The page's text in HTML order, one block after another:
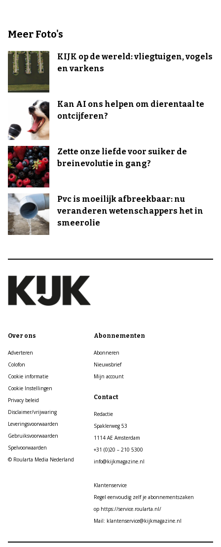
Meer Foto's
KIJK op de wereld: vliegtuigen, vogels
en varkens
Kan AI ons helpen om dierentaal te
ontcijferen?
Zette onze liefde voor suiker de
breinevolutie in gang?
Pvc is moeilijk afbreekbaar: nu
veranderen wetenschappers het in
smeerolie
Over ons
Adverteren
Colofon
Cookie informatie
Cookie Instellingen
Privacy beleid
Disclaimer/vrijwaring
Leveringsvoorwaarden
Gebruiksvoorwaarden
Spelvoorwaarden
© Roularta Media Nederland
Abonnementen
Abonneren
Nieuwsbrief
Mijn account
Contact
Redactie
Spaklerweg 53
1114 AE Amsterdam
+31 (0)20 – 210 5300
info@kijkmagazine.nl
Klantenservice
Regel eenvoudig zelf je abonnementszaken
op https://service.roularta.nl/
Mail: klantenservice@kijkmagazine.nl